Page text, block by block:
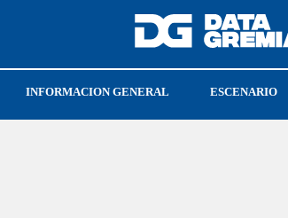
INFORMACION GENERAL ESCENARIO